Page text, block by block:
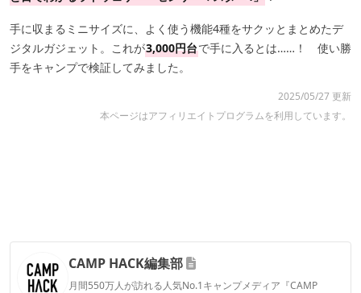
手に収まるミニサイズに、よく使う機能4種をサクッとまとめたデ
ジタルガジェット。これが3,000円台で手に入るとは……！ 使い勝
手をキャンプで検証してみました。
2025/05/27 更新
本ページはアフィリエイトプログラムを利用しています。
CAMP HACK編集部
月間550万人が訪れる人気No.1キャンプメディア『CAMP